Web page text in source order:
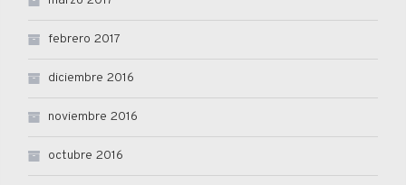
febrero 2017
diciembre 2016
noviembre 2016
octubre 2016